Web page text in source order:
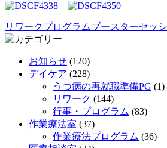
リワークプログラムブースターセッ
お知らせ (120)
デイケア (228)
うつ病の再就職準備PG (1)
リワーク (144)
行事・プログラム (83)
作業療法室 (37)
作業療法プログラム (36)